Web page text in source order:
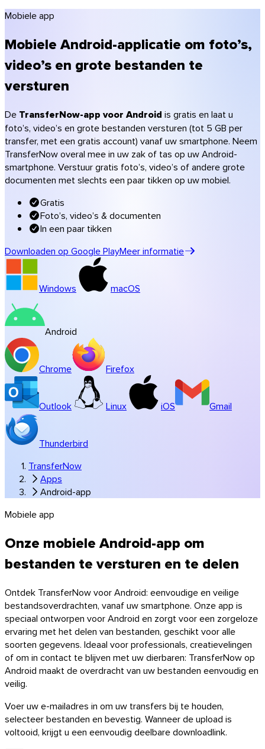
Premium nemen
Team nemen
Tarieven
Fotografen
Creatieve bureaus
Architectuur & bouw
Accountants
Muziek & studio’s
Alle sectoroplossingen
Transfers in uw huisstijl
Software
Mobiele app
Mobiele Android-applicatie om foto’s,
video’s en grote bestanden te
versturen
De TransferNow-app voor Android is gratis en laat u
foto’s, video’s en grote bestanden versturen (tot 5 GB per
transfer, met een gratis account) vanaf uw smartphone. Neem
TransferNow overal mee in uw zak of tas op uw Android-
smartphone. Verstuur gratis foto’s, video’s of andere grote
documenten met slechts een paar tikken op uw mobiel.
Gratis
Foto’s, video’s & documenten
In een paar tikken
Downloaden op Google PlayMeer informatie
Windows macOS
Android
Chrome Firefox
Outlook Linux iOS Gmail
Thunderbird
TransferNow
Apps
Android-app
Mobiele app
Onze mobiele Android-app om
bestanden te versturen en te delen
Ontdek TransferNow voor Android: eenvoudige en veilige
bestandsoverdrachten, vanaf uw smartphone. Onze app is
speciaal ontworpen voor Android en zorgt voor een zorgeloze
ervaring met het delen van bestanden, geschikt voor alle
soorten gegevens. Ideaal voor professionals, creatievelingen
of om in contact te blijven met uw dierbaren: TransferNow op
Android maakt de overdracht van uw bestanden eenvoudig en
veilig.
Voer uw e-mailadres in om uw transfers bij te houden,
selecteer bestanden en bevestig. Wanneer de upload is
voltooid, krijgt u een eenvoudig deelbare downloadlink.